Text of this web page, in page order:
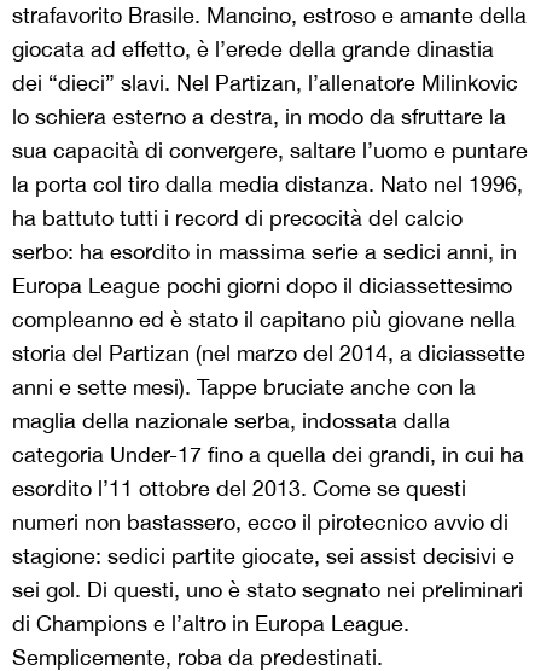
strafavorito Brasile. Mancino, estroso e amante della
giocata ad effetto, è l’erede della grande dinastia
dei “dieci” slavi. Nel Partizan, l’allenatore Milinkovic
lo schiera esterno a destra, in modo da sfruttare la
sua capacità di convergere, saltare l’uomo e puntare
la porta col tiro dalla media distanza. Nato nel 1996,
ha battuto tutti i record di precocità del calcio
serbo: ha esordito in massima serie a sedici anni, in
Europa League pochi giorni dopo il diciassettesimo
compleanno ed è stato il capitano più giovane nella
storia del Partizan (nel marzo del 2014, a diciassette
anni e sette mesi). Tappe bruciate anche con la
maglia della nazionale serba, indossata dalla
categoria Under-17 fino a quella dei grandi, in cui ha
esordito l’11 ottobre del 2013. Come se questi
numeri non bastassero, ecco il pirotecnico avvio di
stagione: sedici partite giocate, sei assist decisivi e
sei gol. Di questi, uno è stato segnato nei preliminari
di Champions e l’altro in Europa League.
Semplicemente, roba da predestinati.